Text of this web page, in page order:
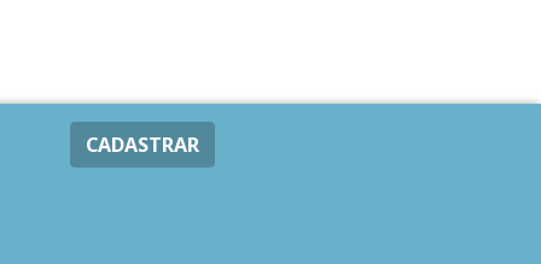
CADASTRAR